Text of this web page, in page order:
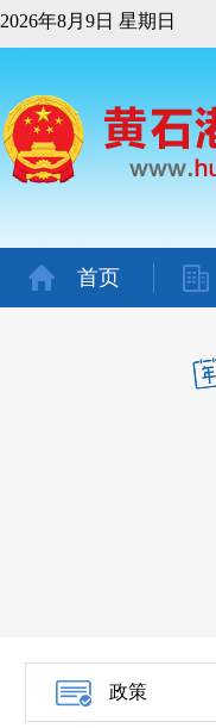
2026年8月9日 星期日
首页
政策